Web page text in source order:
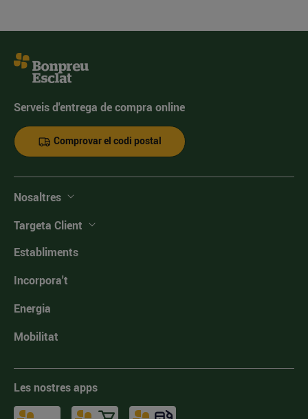
Serveis d'entrega de compra online
Comprovar el codi postal
Nosaltres
Targeta Client
Establiments
Incorpora't
Energia
Mobilitat
Les nostres apps